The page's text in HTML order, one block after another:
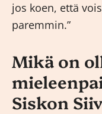
jos koen, että
paremmin.”
Mikä on
Siskon